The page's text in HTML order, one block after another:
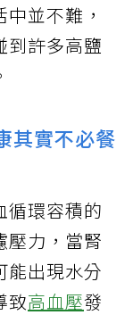
並不難，
到許多高鹽
其實不必餐
循環容積的
壓力，當腎
能出現水分
致高血壓發